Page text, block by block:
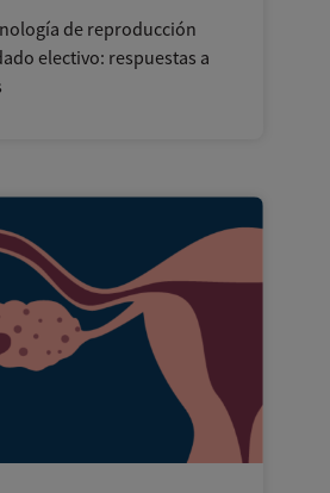
de reproducción
electivo: respuestas a